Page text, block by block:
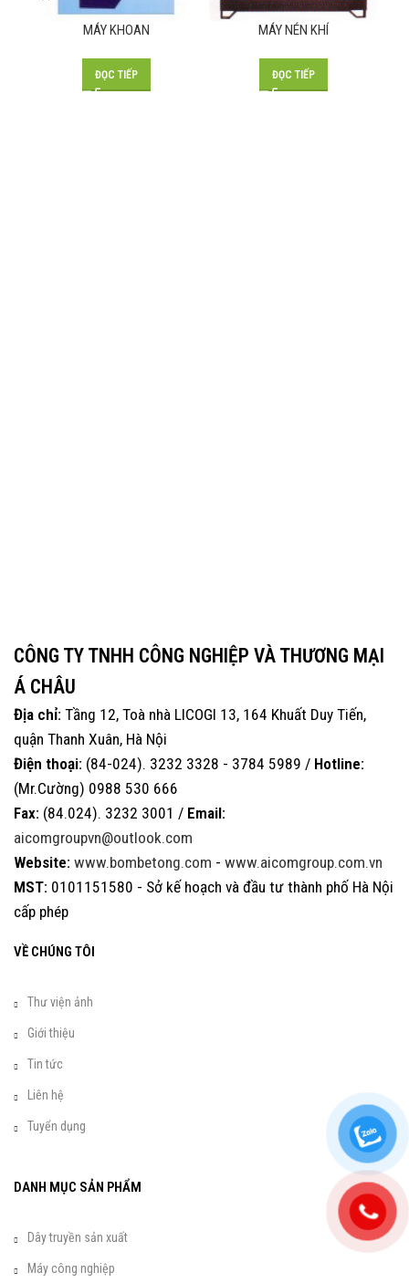
MÁY KHOAN
ĐỌC TIẾP
MÁY NÉN KHÍ
ĐỌC TIẾP
CÔNG TY TNHH CÔNG NGHIỆP VÀ THƯƠNG MẠI
Á CHÂU
Địa chỉ: Tầng 12, Toà nhà LICOGI 13, 164 Khuất Duy Tiến,
quận Thanh Xuân, Hà Nội
Điện thoại: (84-024). 3232 3328 - 3784 5989 / Hotline:
(Mr.Cường) 0988 530 666
Fax: (84.024). 3232 3001 / Email:
aicomgroupvn@outlook.com
Website: www.bombetong.com - www.aicomgroup.com.vn
MST: 0101151580 - Sở kế hoạch và đầu tư thành phố Hà Nội
cấp phép
VỀ CHÚNG TÔI
Thư viện ảnh
Giới thiệu
Tin tức
Liên hệ
Tuyển dụng
DANH MỤC SẢN PHẨM
Dây truyền sản xuất
Máy công nghiệp